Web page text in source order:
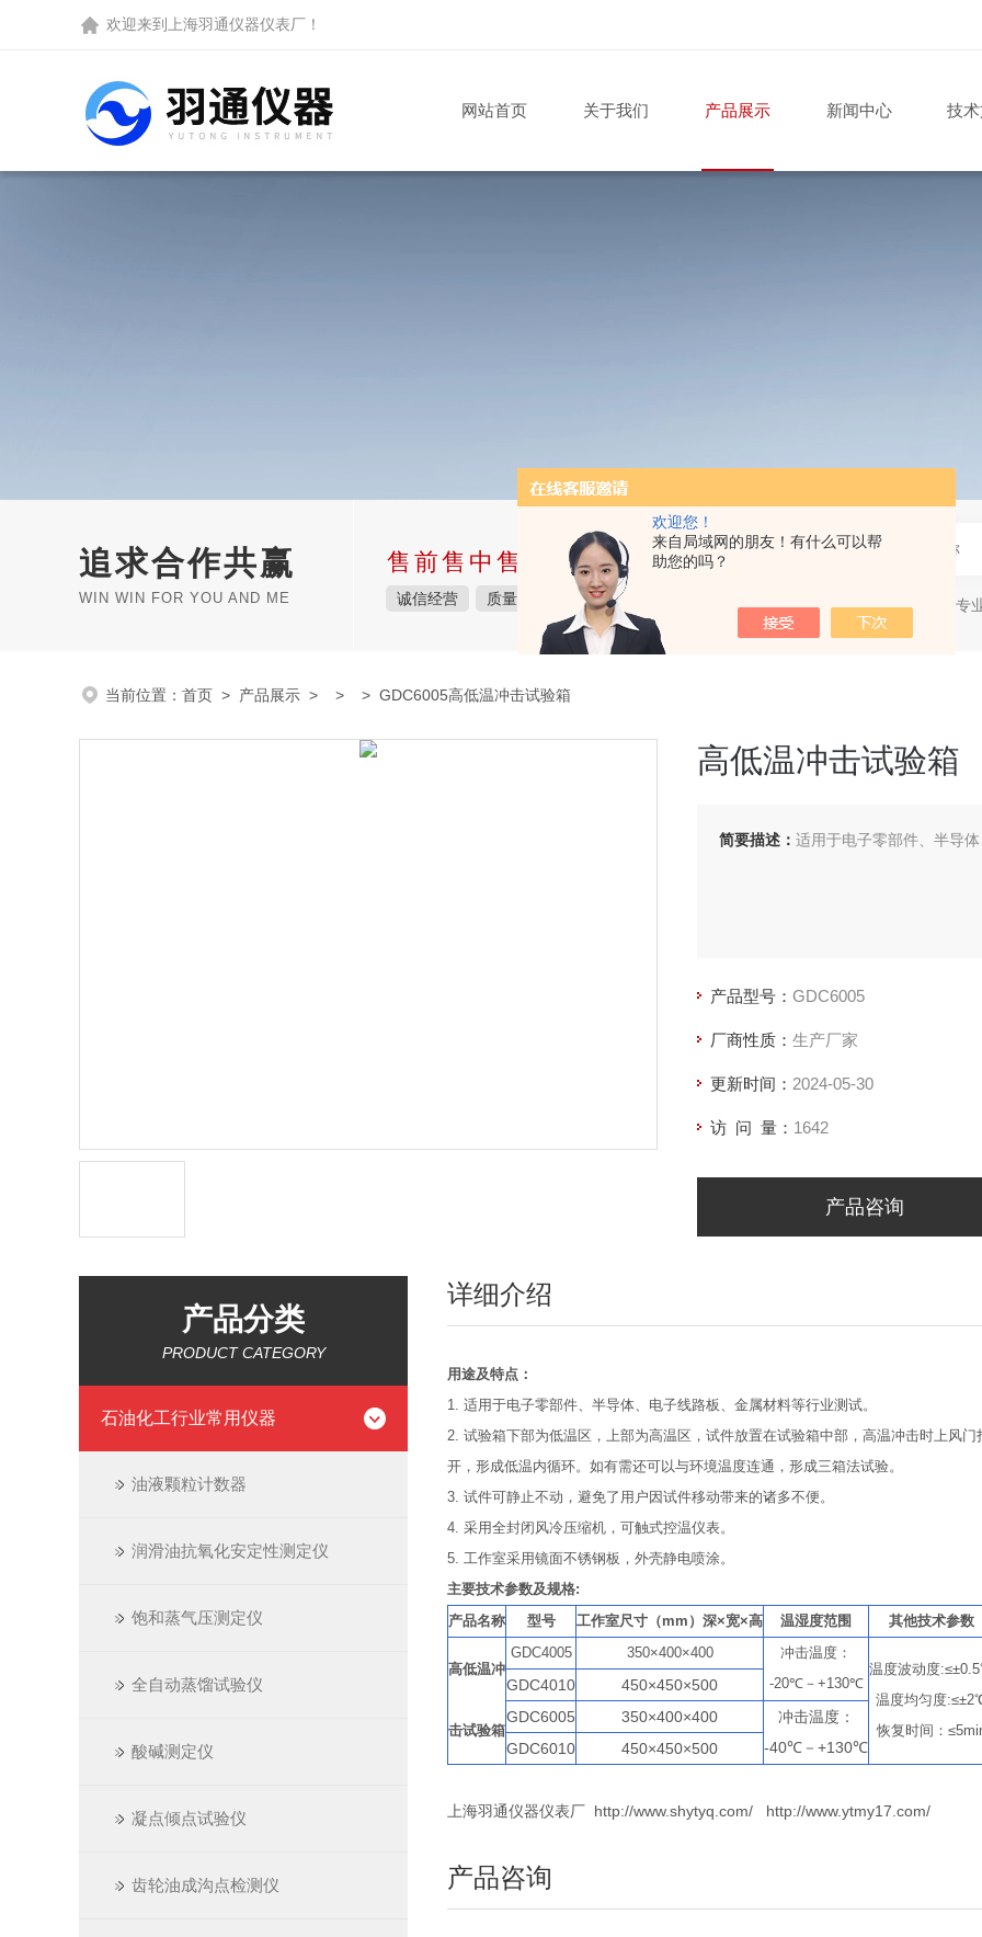
欢迎您！
来自局域网的朋友！有什么可以帮
助您的吗？
欢迎来到 上海羽通仪器仪表厂 ！
网站首页 关于我们 产品展示 新闻中心 技
追求合作共赢
WIN WIN FOR YOU AND ME
售前售中售后完整的服务体系
诚信经营 质量保障 价格实惠 热门关键词：石油产品专
当前位置： 首页 > 产品展示 > > > GDC6005高低温冲击试验箱
高低温冲击试验箱
简要描述： 适用于电子零部件、半导
产品型号： GDC6005
厂商性质： 生产厂家
更新时间： 2024-05-30
访 问 量： 1642
产品咨询
产品分类
PRODUCT CATEGORY
石油化工行业常用仪器
油液颗粒计数器
润滑油抗氧化安定性测定仪
饱和蒸气压测定仪
全自动蒸馏试验仪
酸碱测定仪
凝点倾点试验仪
齿轮油成沟点检测仪
详细介绍
用途及特点：
1. 适用于电子零部件、半导体、电子线路板、金属材料等行业测试。
2. 试验箱下部为低温区，上部为高温区，试件放置在试验箱中部，高温冲击时上
开，形成低温内循环。如有需还可以与环境温度连通，形成三箱法试验。
3. 试件可静止不动，避免了用户因试件移动带来的诸多不便。
4. 采用全封闭风冷压缩机，可触式控温仪表。
5. 工作室采用镜面不锈钢板，外壳静电喷涂。
主要技术参数及规格:
产品名称
型号 工作室尺寸（mm）深×宽×高 温湿度范围 其他技术参数
高低温冲
击试验箱
GDC4005 350×400×400
冲击温度：
-20℃－+130℃
温度波动度
温度均匀度
恢复时间：
GDC4010
450×450×500
GDC6005
350×400×400
冲击温度：
-40℃－+130℃
GDC6010 450×450×500
上海羽通仪器仪表厂 http://www.shytyq.com/ http://www.ytmy17.com/
产品咨询